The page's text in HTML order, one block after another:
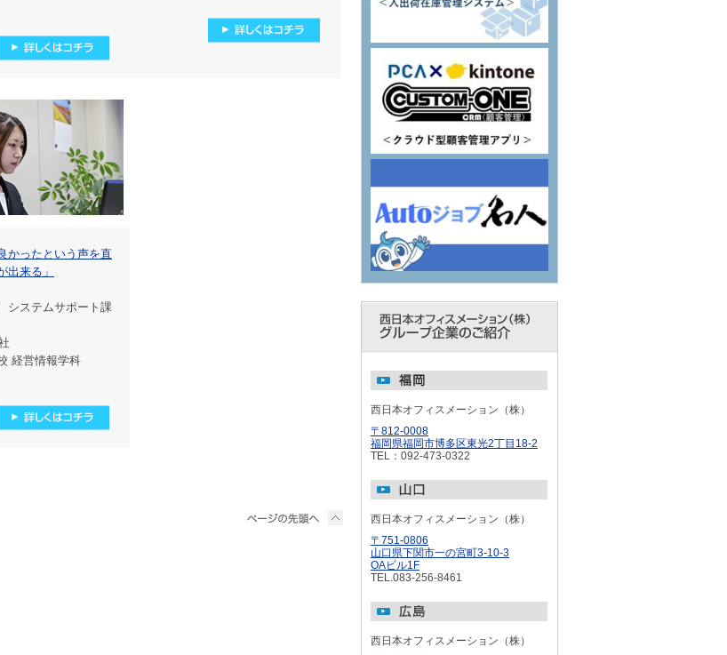
かったという声を直
出来る」
ステムサポート課
経営情報学科
西日本オフィスメーション（株）
〒812-0008
福岡県福岡市博多区東光2丁目18-2
TEL：092-473-0322
西日本オフィスメーション（株）
〒751-0806
山口県下関市一の宮町3-10-3
OAビル1F
TEL.083-256-8461
西日本オフィスメーション（株）